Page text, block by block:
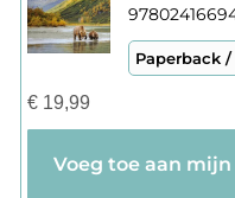
Paperback
€19,99